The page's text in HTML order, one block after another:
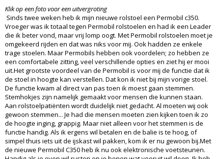
Klik op een foto voor een uitvergroting
Sinds twee weken heb ik mijn nieuwe rolstoel een Permobil c350.
Vroeger was ik totaal tegen Permobil rolstoelen en had ik een Leader
die ik beter vond, maar vrij lomp oogt. Met Permobil rolstoelen moet je
omgekeerd rijden en dat was niks voor mij. Ook hadden ze enkele
trage stoelen. Maar Permobils hebben ook voordelen; zo hebben ze
een comfortabele zitting, veel verschillende opties en ziet hij er mooi
uit.Het grootste voordeel van de Permobil is voor mij de functie dat ik
de stoel in hoogte kan verstellen. Dat kon ik niet bij mijn vorige stoel.
De functie kwam al direct van pas toen ik moest gaan stemmen.
Stemhokjes zijn namelijk gemaakt voor mensen die kunnen staan.
Aan rolstoelpatiënten wordt duidelijk niet gedacht. Al moeten wij ook
gewoon stemmen... Je had die mensen moeten zien kijken toen ik zo
de hoogte inging, grappig. Maar niet alleen voor het stemmen is de
functie handig. Als ik ergens wil betalen en de balie is te hoog, of
simpel thuis iets uit de ijskast wil pakken, kom ik er nu gewoon bij.Met
de nieuwe Permobil C350 heb ik nu ook elektronische voetsteunen.